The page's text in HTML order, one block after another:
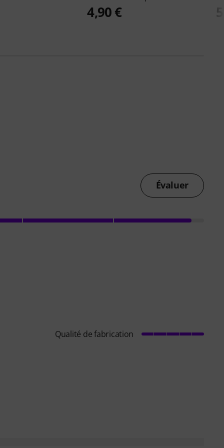
4,90 €
Évaluer
Qualité de fabrication